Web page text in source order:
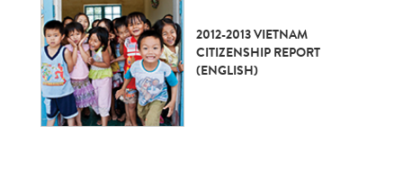
2012-2013 VIETNAM
CITIZENSHIP REPORT
(ENGLISH)